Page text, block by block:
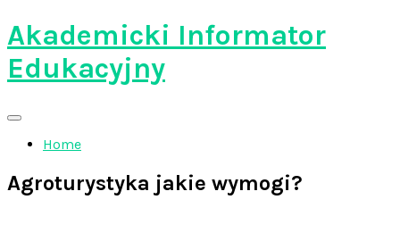
Skip
to
content
Akademicki Informator
Edukacyjny
Home
Agroturystyka jakie wymogi?